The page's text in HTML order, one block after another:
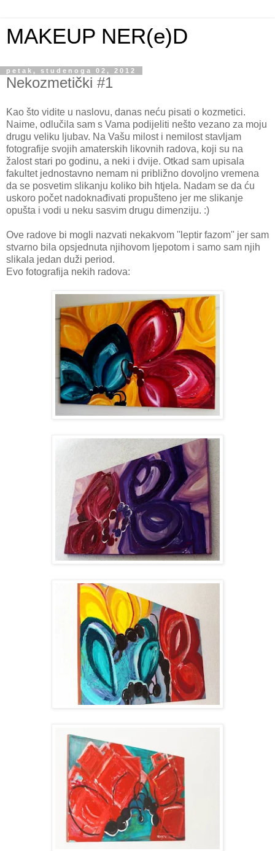
MAKEUP NER(e)D
petak, studenoga 02, 2012
Nekozmetički #1
Kao što vidite u naslovu, danas neću pisati o kozmetici.
Naime, odlučila sam s Vama podijeliti nešto vezano za moju
drugu veliku ljubav. Na Vašu milost i nemilost stavljam
fotografije svojih amaterskih likovnih radova, koji su na
žalost stari po godinu, a neki i dvije. Otkad sam upisala
fakultet jednostavno nemam ni približno dovoljno vremena
da se posvetim slikanju koliko bih htjela. Nadam se da ću
uskoro počet nadoknađivati propušteno jer me slikanje
opušta i vodi u neku sasvim drugu dimenziju. :)
Ove radove bi mogli nazvati nekakvom ''leptir fazom'' jer sam
stvarno bila opsjednuta njihovom ljepotom i samo sam njih
slikala jedan duži period.
Evo fotografija nekih radova: